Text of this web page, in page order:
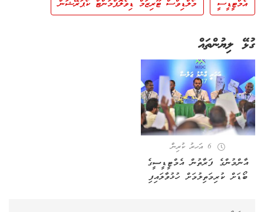
އެމްޓީޑީސީ މޯލްޑިވްސް ޓޫރިޒަމް ޑިވެލޮޕްމަންޓް ކޯޕަރޭޝަން
ގުޅޭ ލިޔުންތައް
6 އަހރު ކުރިން
އާންމުންގެ ފަރާތުން އެމްޓީޑީސީގެ
ބޯޑަށް ކުރިމަތިލުމަށް ހުޅުވާލައިފި